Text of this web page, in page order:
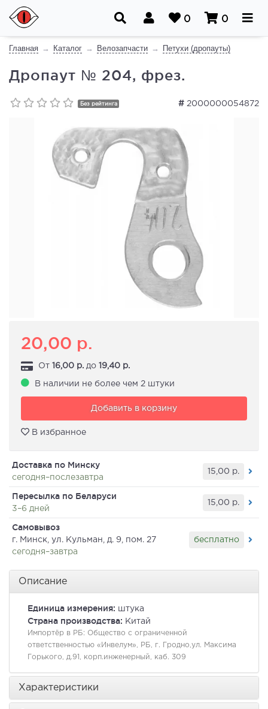
0 0
Главная Каталог Велозапчасти Петухи (дропауты)
Дропаут № 204, фрез.
# 2000000054872
Без рейтинга
20,00 р.
От 16,00 р. до 19,40 р.
В наличии не более чем 2 штуки
Добавить в корзину
В избранное
Доставка по Минску
сегодня–послезавтра
15,00 р.
Пересылка по Беларуси
3–6 дней
15,00 р.
Самовывоз
г. Минск, ул. Кульман, д. 9, пом. 27
сегодня–завтра
бесплатно
Описание
Единица измерения: штука
Страна производства: Китай
Импортёр в РБ: Общество с ограниченной
ответственностью «Инвелум», РБ, г. Гродно,ул. Максима
Горького, д.91, корп.инженерный, каб. 309
Характеристики